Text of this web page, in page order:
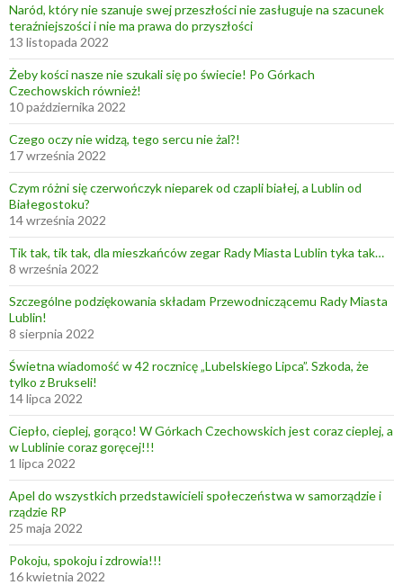
Naród, który nie szanuje swej przeszłości nie zasługuje na szacunek
teraźniejszości i nie ma prawa do przyszłości
13 listopada 2022
Żeby kości nasze nie szukali się po świecie! Po Górkach
Czechowskich również!
10 października 2022
Czego oczy nie widzą, tego sercu nie żal?!
17 września 2022
Czym różni się czerwończyk nieparek od czapli białej, a Lublin od
Białegostoku?
14 września 2022
Tik tak, tik tak, dla mieszkańców zegar Rady Miasta Lublin tyka tak…
8 września 2022
Szczególne podziękowania składam Przewodniczącemu Rady Miasta
Lublin!
8 sierpnia 2022
Świetna wiadomość w 42 rocznicę „Lubelskiego Lipca”. Szkoda, że
tylko z Brukseli!
14 lipca 2022
Ciepło, cieplej, gorąco! W Górkach Czechowskich jest coraz cieplej, a
w Lublinie coraz goręcej!!!
1 lipca 2022
Apel do wszystkich przedstawicieli społeczeństwa w samorządzie i
rządzie RP
25 maja 2022
Pokoju, spokoju i zdrowia!!!
16 kwietnia 2022